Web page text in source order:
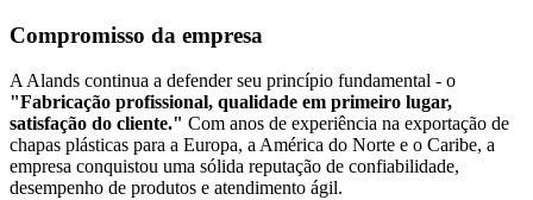
Compromisso da empresa
A Alands continua a defender seu princípio fundamental - o
"Fabricação profissional, qualidade em primeiro lugar,
satisfação do cliente." Com anos de experiência na exportação de
chapas plásticas para a Europa, a América do Norte e o Caribe, a
empresa conquistou uma sólida reputação de confiabilidade,
desempenho de produtos e atendimento ágil.